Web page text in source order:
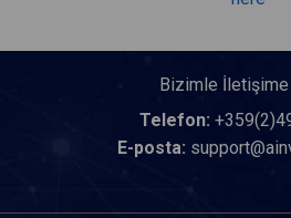
Bizimle İletişime
Telefon:
E-posta: